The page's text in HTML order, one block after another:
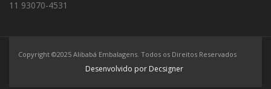
11 93070-4531
Copyright ©2025 Alibabá Embalagens. Todos os Direitos Reservados
Desenvolvido por Decsigner